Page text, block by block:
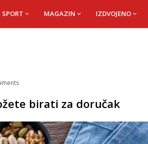
SPORT MAGAZIN IZDVOJENO
birati za doručak